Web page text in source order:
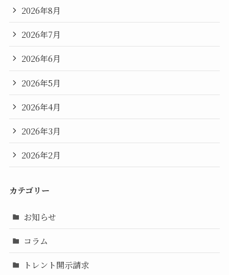
2026年8月
2026年7月
2026年6月
2026年5月
2026年4月
2026年3月
2026年2月
カテゴリー
お知らせ
コラム
トレント開示請求